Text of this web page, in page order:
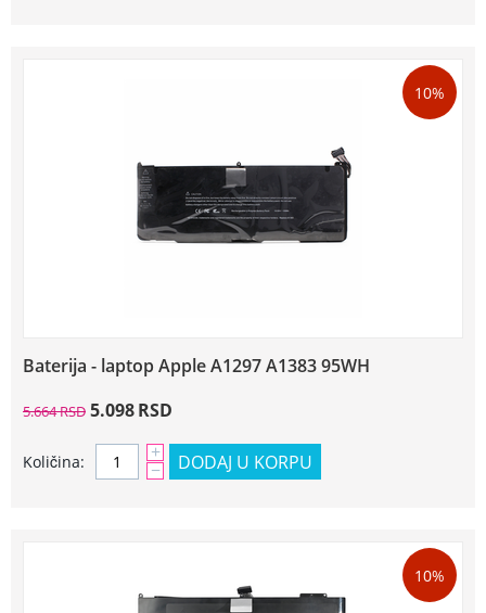
10%
Baterija - laptop Apple A1297 A1383 95WH
5.664RSD 5.098RSD
Količina: +
− DODAJ U KORPU
10%